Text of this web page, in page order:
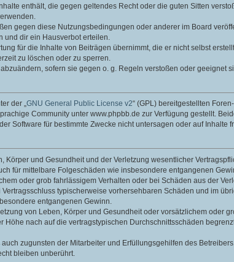
enthält, die gegen geltendes Recht oder die guten Sitten
gegen diese Nutzungsbedingungen oder anderer im Board
dir ein Hausverbot erteilen.
für die Inhalte von Beiträgen übernimmt, die er nicht selbst
zu löschen oder zu sperren.
sofern sie gegen o. g. Regeln verstoßen oder geeignet
der „GNU General Public License v2“ (GPL) bereitgestellten
Community unter www.phpbb.de zur Verfügung gestellt.
Software für bestimmte Zwecke nicht untersagen oder auf Inhalte
Körper und Gesundheit und der Verletzung wesentlicher
für mittelbare Folgeschäden wie insbesondere entgangenen
oder grob fahrlässigem Verhalten oder bei Schäden aus der
typischerweise vorhersehbaren Schäden und im
entgangenen Gewinn.
von Leben, Körper und Gesundheit oder vorsätzlichem oder
nach auf die vertragstypischen Durchschnittsschäden
zugunsten der Mitarbeiter und Erfüllungsgehilfen des Betreibers.
bleiben unberührt.